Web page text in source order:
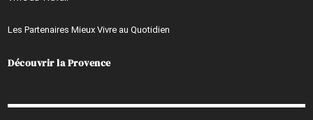
Les Partenaires Mieux Vivre au Quotidien
Découvrir la Provence